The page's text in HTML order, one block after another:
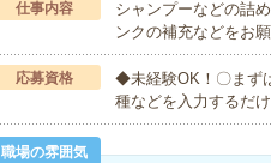
仕事内容
シャンプーなどの詰
ンクの補充などをお
応募資格
◆未経験OK！〇まず
種などを入力するだ
職場の雰囲気